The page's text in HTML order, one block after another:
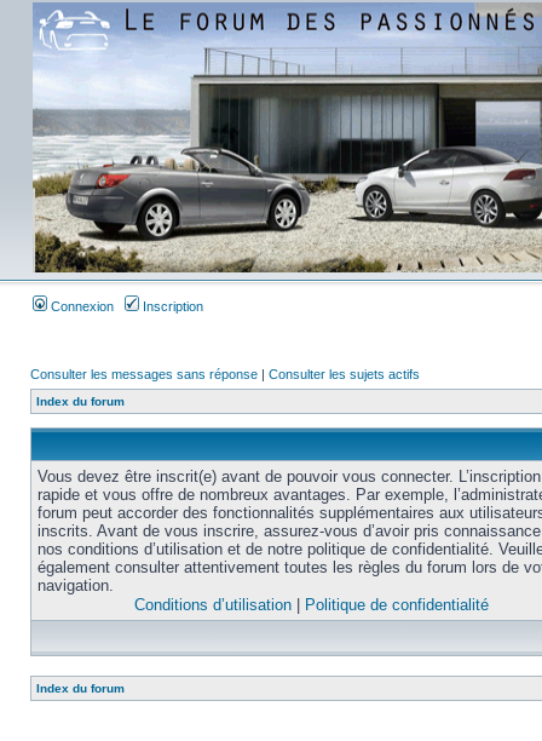
Connexion Inscription
Consulter les messages sans réponse | Consulter les sujets actifs
Index du forum
Vous devez être inscrit(e) avant de pouvoir vous connecter.
rapide et vous offre de nombreux avantages. Par exemple,
forum peut accorder des fonctionnalités supplémentaires aux
inscrits. Avant de vous inscrire, assurez-vous d’avoir pris
nos conditions d’utilisation et de notre politique de confidentialité.
également consulter attentivement toutes les règles du forum lors de
navigation.
Conditions d’utilisation
Politique de confidentialité
Index du forum